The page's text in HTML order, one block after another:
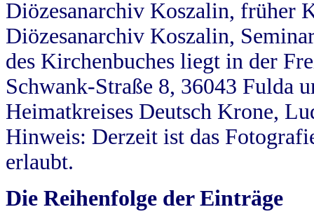
Diözesanarchiv Koszalin, früher
Diözesanarchiv Koszalin,
des Kirchenbuches liegt in der
Schwank-Straße 8, 36043 Fulda
Heimatkreises Deutsch Krone,
Hinweis: Derzeit ist das
erlaubt.
Die Reihenfolge der Einträge